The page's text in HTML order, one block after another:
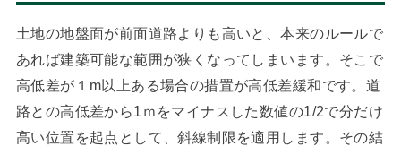
土地の地盤面が前面道路よりも高いと、本来のルールで
あれば建築可能な範囲が狭くなってしまいます。そこで
高低差が１m以上ある場合の措置が高低差緩和です。道
路との高低差から1ｍをマイナスした数値の1/2で分だけ
高い位置を起点として、斜線制限を適用します。その結